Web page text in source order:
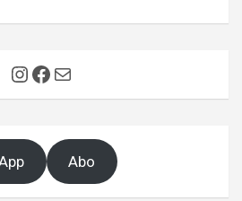
Instagram
Facebook
E-Mail
Abo